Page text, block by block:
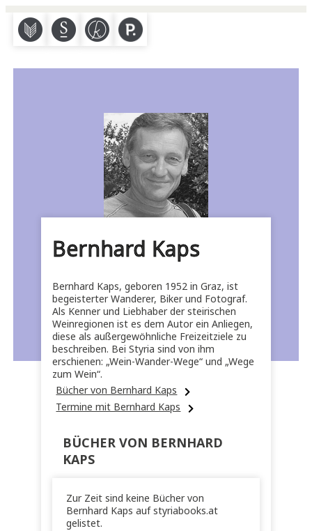
M S K P
Bernhard Kaps
Bernhard Kaps, geboren 1952 in Graz, ist
begeisterter Wanderer, Biker und Fotograf.
Als Kenner und Liebhaber der steirischen
Weinregionen ist es dem Autor ein Anliegen,
diese als außergewöhnliche Freizeitziele zu
beschreiben. Bei Styria sind von ihm
erschienen: „Wein-Wander-Wege“ und „Wege
zum Wein“.
Bücher von Bernhard Kaps
Termine mit Bernhard Kaps
BÜCHER VON BERNHARD
KAPS
Zur Zeit sind keine Bücher von
Bernhard Kaps auf styriabooks.at
gelistet.